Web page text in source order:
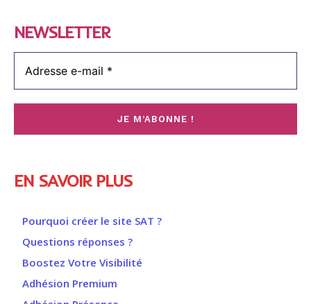
NEWSLETTER
EN SAVOIR PLUS
Pourquoi créer le site SAT ?
Questions réponses ?
Boostez Votre Visibilité
Adhésion Premium